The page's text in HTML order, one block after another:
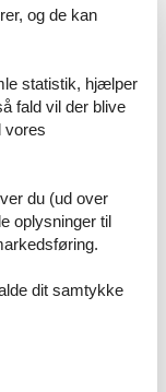
großen Balkon, der
am Meer
(2 x 80cm x
von hier können
Waschbecken
nur im
og de kan
statistik, hjælper
fald vil der blive
vores
du (ud over
oplysninger til
dit samtykke